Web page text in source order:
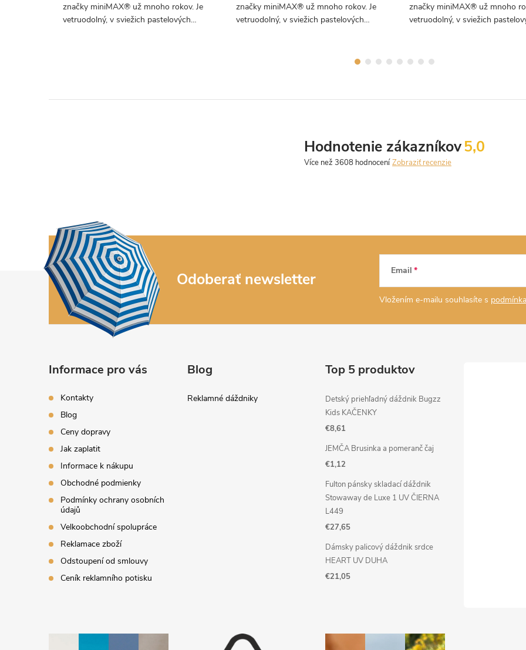
značky miniMAX® už mnoho rokov. Je
vetruodolný, v sviežich pastelových
značky miniMAX® už mnoho rokov. Je
vetruodolný, v sviežich pastelových
značky miniMAX® už mnoho
vetruodolný, v sviežich
5,0
Hodnotenie zákazníkov
Zobraziť recenzie
Odoberať newsletter Email
Vložením e-mailu souhlasíte s
Informace pro vás
Kontakty
Blog
Ceny dopravy
Jak zaplatit
Informace k nákupu
Obchodné podmienky
Podmínky ochrany osobních
údajů
Velkoobchodní spolupráce
Reklamace zboží
Odstoupení od smlouvy
Ceník reklamního potisku
Blog
Reklamné dáždniky
Top 5 produktov
Detský priehľadný dáždnik Bugzz
Kids KAČENKY
€8,61
JEMČA Brusinka a pomeranč čaj
€1,12
Fulton pánsky skladací dáždnik
Stowaway de Luxe 1 UV ČIERNA
L449
€27,65
Dámsky palicový dáždnik srdce
HEART UV DUHA
€21,05